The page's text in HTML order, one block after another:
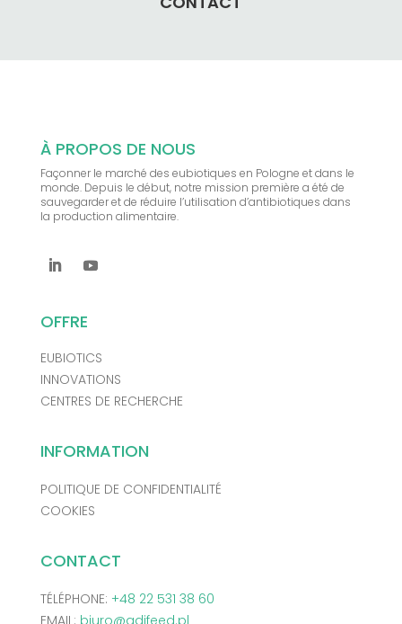
À PROPOS DE NOUS
Façonner le marché des eubiotiques en Pologne et dans le
monde. Depuis le début, notre mission première a été de
sauvegarder et de réduire l’utilisation d’antibiotiques dans
la production alimentaire.
OFFRE
EUBIOTICS
INNOVATIONS
CENTRES DE RECHERCHE
INFORMATION
POLITIQUE DE CONFIDENTIALITÉ
COOKIES
CONTACT
TÉLÉPHONE: +48 22 531 38 60